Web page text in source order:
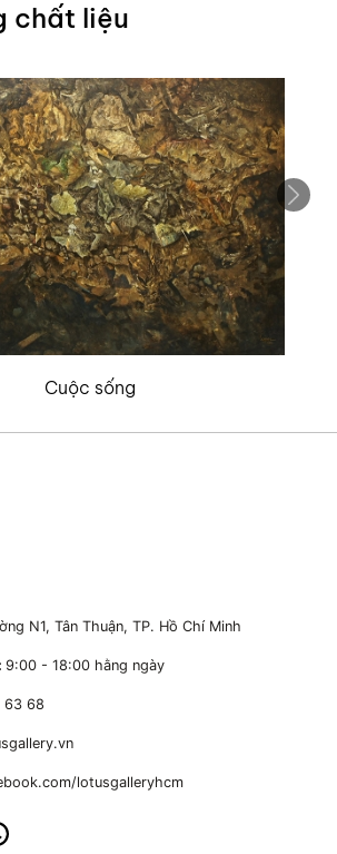
chất liệu
Cuộc sống
N1, Tân Thuận, TP. Hồ Chí Minh
9:00 - 18:00 hằng ngày
63 68
lotusgalleryhcm